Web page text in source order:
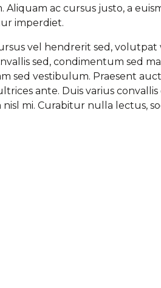
Aliquam ac cursus justo, a
imperdiet.
vel hendrerit sed, volutpat
sed, condimentum sed
sed vestibulum. Praesent
ante. Duis varius
mi. Curabitur nulla lectus,